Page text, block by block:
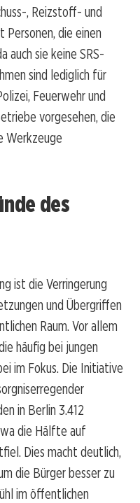
, Reizstoff- und
die einen
auch sie keine SRS-
sind lediglich für
Feuerwehr und
vorgesehen, die
Werkzeuge
des
ist die Verringerung
und Übergriffen
Raum. Vor allem
häufig bei jungen
im Fokus. Die Initiative
in Berlin 3.412
die Hälfte auf
Dies macht deutlich,
die Bürger besser zu
im öffentlichen